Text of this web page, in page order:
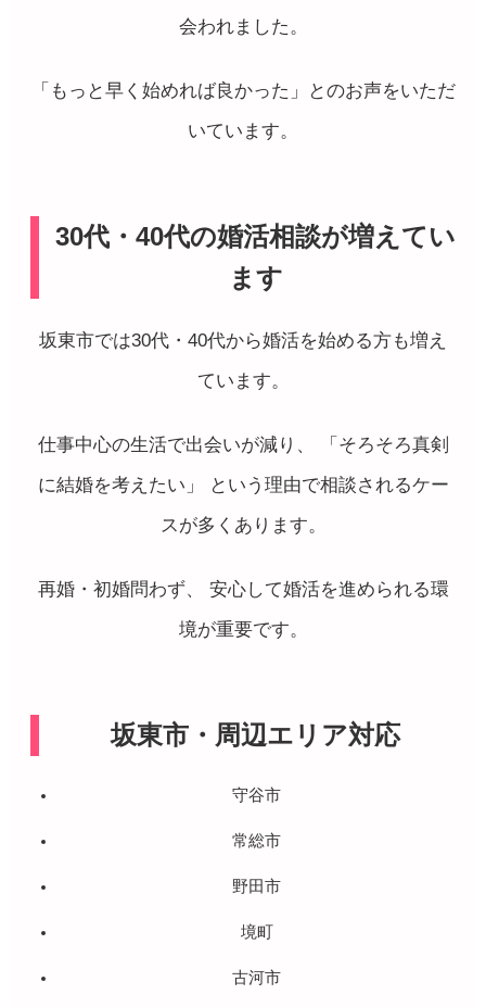
会われました。
「もっと早く始めれば良かった」とのお声をいただ
いています。
30代・40代の婚活相談が増えてい
ます
坂東市では30代・40代から婚活を始める方も増え
ています。
仕事中心の生活で出会いが減り、 「そろそろ真剣
に結婚を考えたい」 という理由で相談されるケー
スが多くあります。
再婚・初婚問わず、 安心して婚活を進められる環
境が重要です。
坂東市・周辺エリア対応
守谷市
常総市
野田市
境町
古河市